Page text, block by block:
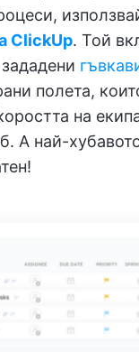
ClickUp. Той
полета,
на
А най-